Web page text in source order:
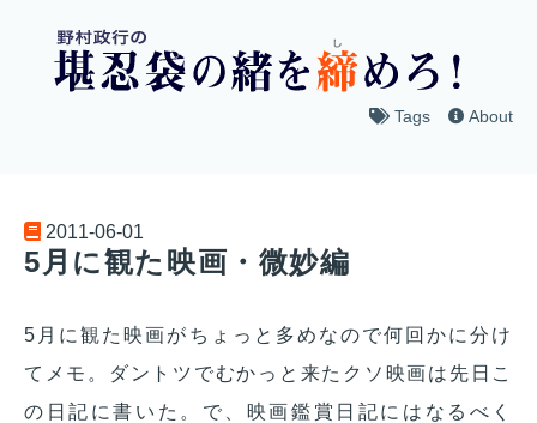
Tags About
2011-06-01
5月に観た映画・微妙編
5月に観た映画がちょっと多めなので何回かに分け
てメモ。ダントツでむかっと来たクソ映画は先日こ
の日記に書いた。で、映画鑑賞日記にはなるべく